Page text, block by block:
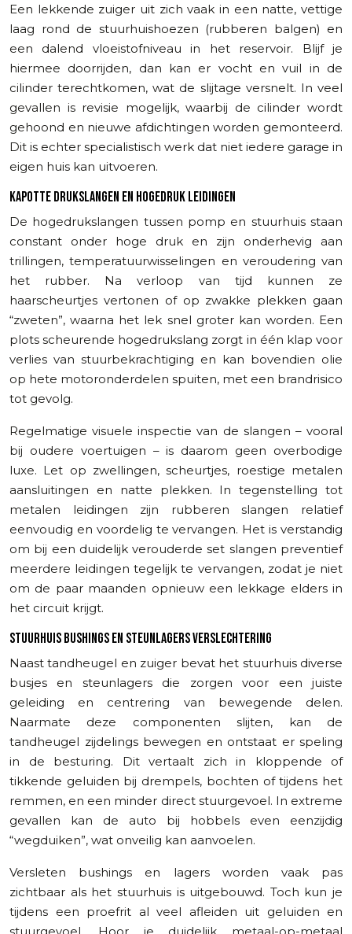
Een lekkende zuiger uit zich vaak in een natte, vettige
laag rond de stuurhuishoezen (rubberen balgen) en
een dalend vloeistofniveau in het reservoir. Blijf je
hiermee doorrijden, dan kan er vocht en vuil in de
cilinder terechtkomen, wat de slijtage versnelt. In veel
gevallen is revisie mogelijk, waarbij de cilinder wordt
gehoond en nieuwe afdichtingen worden gemonteerd.
Dit is echter specialistisch werk dat niet iedere garage in
eigen huis kan uitvoeren.
KAPOTTE DRUKSLANGEN EN HOGEDRUK LEIDINGEN
De hogedrukslangen tussen pomp en stuurhuis staan
constant onder hoge druk en zijn onderhevig aan
trillingen, temperatuurwisselingen en veroudering van
het rubber. Na verloop van tijd kunnen ze
haarscheurtjes vertonen of op zwakke plekken gaan
“zweten”, waarna het lek snel groter kan worden. Een
plots scheurende hogedrukslang zorgt in één klap voor
verlies van stuurbekrachtiging en kan bovendien olie
op hete motoronderdelen spuiten, met een brandrisico
tot gevolg.
Regelmatige visuele inspectie van de slangen – vooral
bij oudere voertuigen – is daarom geen overbodige
luxe. Let op zwellingen, scheurtjes, roestige metalen
aansluitingen en natte plekken. In tegenstelling tot
metalen leidingen zijn rubberen slangen relatief
eenvoudig en voordelig te vervangen. Het is verstandig
om bij een duidelijk verouderde set slangen preventief
meerdere leidingen tegelijk te vervangen, zodat je niet
om de paar maanden opnieuw een lekkage elders in
het circuit krijgt.
STUURHUIS BUSHINGS EN STEUNLAGERS VERSLECHTERING
Naast tandheugel en zuiger bevat het stuurhuis diverse
busjes en steunlagers die zorgen voor een juiste
geleiding en centrering van bewegende delen.
Naarmate deze componenten slijten, kan de
tandheugel zijdelings bewegen en ontstaat er speling
in de besturing. Dit vertaalt zich in kloppende of
tikkende geluiden bij drempels, bochten of tijdens het
remmen, en een minder direct stuurgevoel. In extreme
gevallen kan de auto bij hobbels even eenzijdig
“wegduiken”, wat onveilig kan aanvoelen.
Versleten bushings en lagers worden vaak pas
zichtbaar als het stuurhuis is uitgebouwd. Toch kun je
tijdens een proefrit al veel afleiden uit geluiden en